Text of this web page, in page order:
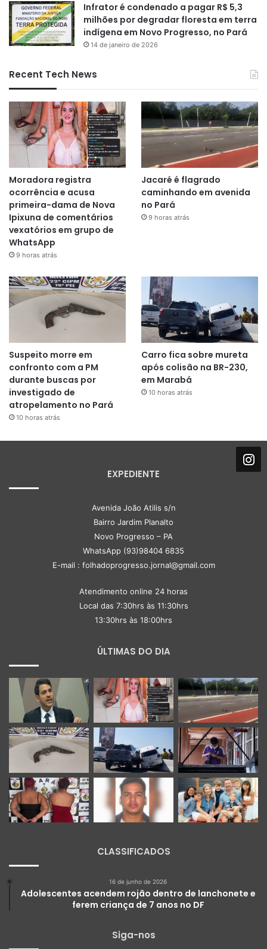
Infrator é condenado a pagar R$ 5,3
milhões por degradar floresta em terra
indígena em Novo Progresso, no Pará
14 de janeiro de 2026
Recent Tech News
Moradora registra
ocorrência e acusa
primeira-dama de Nova
Ipixuna de comentários
vexatórios em grupo de
WhatsApp
9 horas atrás
Jacaré é flagrado
caminhando em avenida
no Pará
9 horas atrás
Suspeito morre em
confronto com a PM
durante buscas por
investigado de
atropelamento no Pará
10 horas atrás
Carro fica sobre mureta
após colisão na BR-230,
em Marabá
10 horas atrás
EXPEDIENTE
Avenida João Atilis s/n
Bairro Jardim Planalto
Novo Progresso – PA
WhatsApp (93)98404 6835
E-mail : folhadoprogresso.jornal@gmail.com
Atendimento online 24 horas
Local das 7:30hrs às 11:30hrs
13:30hrs às 18:00hrs
ÚLTIMAS DO DIA
CLASSIFICADOS
16 de junho de 2026
Adolescentes acendem rojão dentro de lanchonete e
ferem criança de 7 anos no DF
Siga-nos